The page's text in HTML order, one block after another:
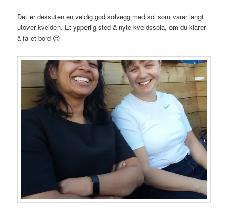
Det er dessuten en veldig god solvegg med sol som varer langt
utover kvelden. Et ypperlig sted å nyte kveldssola, om du klarer
å få et bord 😉